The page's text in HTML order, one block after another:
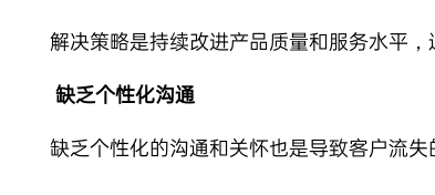
解决策略是持续改进产品质量和服务水平
缺乏个性化沟通
缺乏个性化的沟通和关怀也是导致客户流